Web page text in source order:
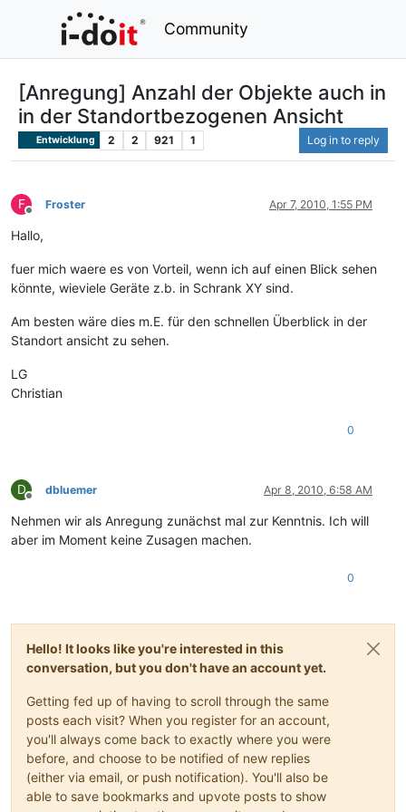
Community
[Anregung] Anzahl der Objekte auch in
in der Standortbezogenen Ansicht
Entwicklung 2 2 921 1 Log in to reply
F
Offline
Froster Apr 7, 2010, 1:55 PM
Hallo,
fuer mich waere es von Vorteil, wenn ich auf einen Blick sehen
könnte, wieviele Geräte z.b. in Schrank XY sind.
Am besten wäre dies m.E. für den schnellen Überblick in der
Standort ansicht zu sehen.
LG
Christian
0
D
Offline
dbluemer Apr 8, 2010, 6:58 AM
Nehmen wir als Anregung zunächst mal zur Kenntnis. Ich will
aber im Moment keine Zusagen machen.
0
Hello! It looks like you're interested in this
conversation, but you don't have an account yet.
Getting fed up of having to scroll through the same
posts each visit? When you register for an account,
you'll always come back to exactly where you were
before, and choose to be notified of new replies
(either via email, or push notification). You'll also be
able to save bookmarks and upvote posts to show